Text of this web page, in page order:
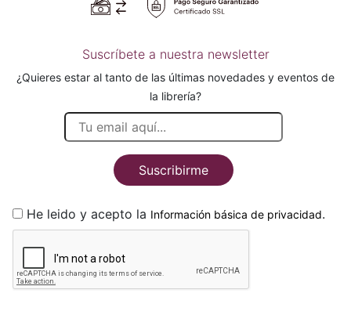
Suscríbete a nuestra newsletter
¿Quieres estar al tanto de las últimas novedades y eventos de
la librería?
Suscribirme
He leido y acepto la Información básica de privacidad.